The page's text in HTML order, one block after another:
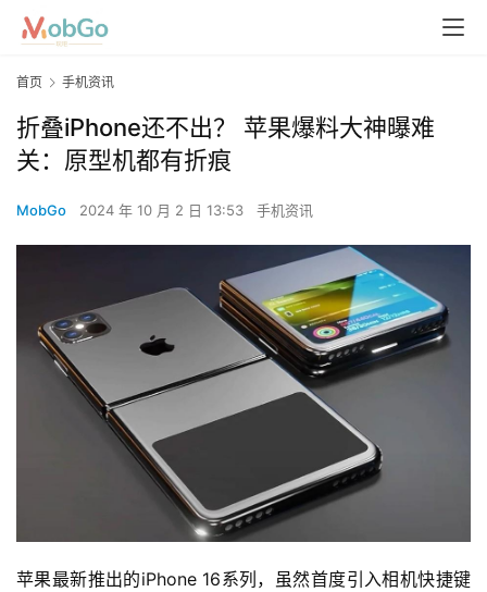
首页 手机资讯
折叠iPhone还不出？ 苹果爆料大神曝难
关：原型机都有折痕
MobGo 2024 年 10 月 2 日 13:53 手机资讯
苹果最新推出的iPhone 16系列，虽然首度引入相机快捷键